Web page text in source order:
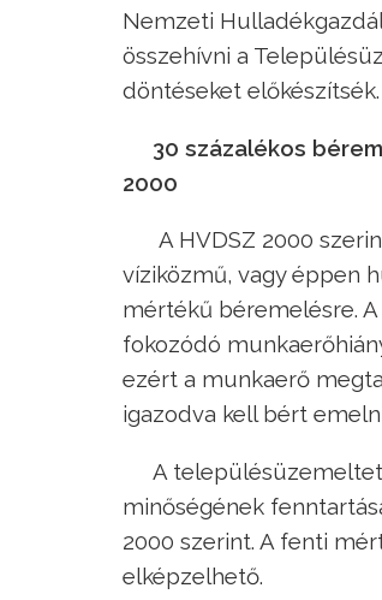
Nemzeti
összehívni a
döntéseket előkészítsék.
30 százalékos
2000
A HVDSZ 2000
víziközmű, vagy éppen
mértékű béremelésre.
fokozódó
ezért a munkaerő
igazodva kell bért
A
minőségének
2000 szerint. A fenti
elképzelhető.